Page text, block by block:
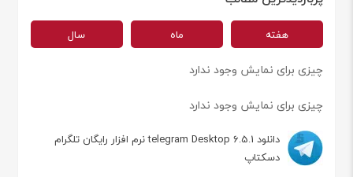
هفته ماه سال
چیزی برای نمایش وجود ندارد
چیزی برای نمایش وجود ندارد
دانلود telegram Desktop 6.5.1 نرم افزار رایگان تلگرام
دسکتاپ